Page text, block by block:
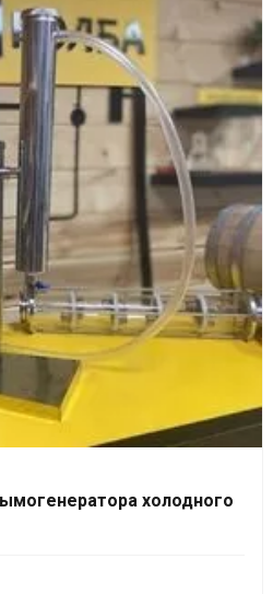
холодного